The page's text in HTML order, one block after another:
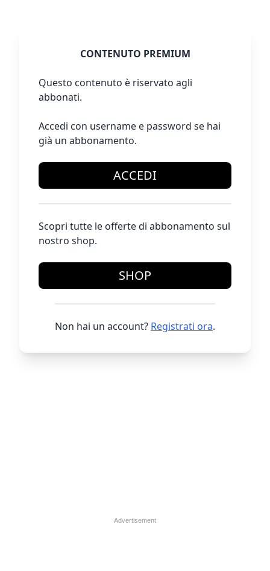
CONTENUTO PREMIUM
Questo contenuto è riservato agli
abbonati.
Accedi con username e password se hai
già un abbonamento.
ACCEDI
Scopri tutte le offerte di abbonamento sul
nostro shop.
SHOP
Non hai un account? Registrati ora.